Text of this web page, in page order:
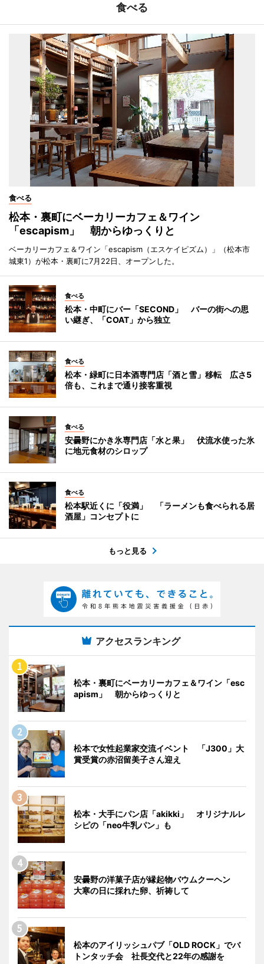
食べる
食べる
松本・裏町にベーカリーカフェ＆ワイン
「escapism」 朝からゆっくりと
ベーカリーカフェ＆ワイン「escapism（エスケイピズム）」（松本市
城東1）が松本・裏町に7月22日、オープンした。
食べる
松本・中町にバー「SECOND」 バーの街への思
い継ぎ、「COAT」から独立
食べる
松本・緑町に日本酒専門店「酒と雪」移転 広さ5
倍も、これまで通り接客重視
食べる
安曇野にかき氷専門店「水と果」 伏流水使った氷
に地元食材のシロップ
食べる
松本駅近くに「役満」 「ラーメンも食べられる居
酒屋」コンセプトに
もっと見る
アクセスランキング
松本・裏町にベーカリーカフェ＆ワイン「esc
apism」 朝からゆっくりと
松本で女性起業家交流イベント 「J300」大
賞受賞の赤沼留美子さん迎え
松本・大手にパン店「akikki」 オリジナルレ
シピの「neo牛乳パン」も
安曇野の洋菓子店が縁起物バウムクーヘン
大寒の日に採れた卵、祈祷して
松本のアイリッシュパブ「OLD ROCK」でバ
トンタッチ会 社長交代と22年の感謝を